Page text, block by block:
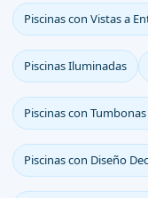
Piscinas con Vistas a
Piscinas Iluminadas
Piscinas con
Piscinas con Diseño